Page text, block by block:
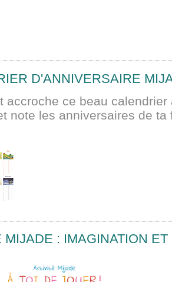
D'ANNIVERSAIRE
accroche ce beau calendrier
note les anniversaires de ta
MIJADE : IMAGINATION